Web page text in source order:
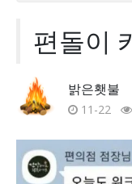
워드프레스 오
워드프레스 오
편돌이
밝은횃불
11-22